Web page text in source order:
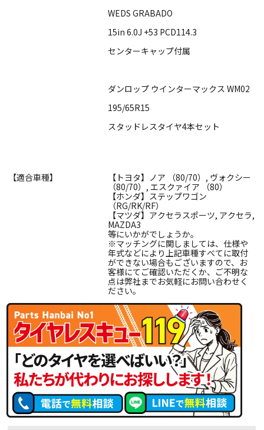
WEDS GRABADO
15in 6.0J +53 PCD114.3
センターキャップ付属
ダンロップ ウインターマックス WM02
195/65R15
スタッドレスタイヤ4本セット
【適合車種】
【トヨタ】ノア （80/70）, ヴォクシー
（80/70）, エスクァイア （80）
【ホンダ】ステップワゴン
（RG/RK/RF）
【マツダ】アクセラスポーツ, アクセラ,
MAZDA3
等にいかがでしょうか。
※マッチングに関しましては、仕様や
年式などにより上記車種すべてに取付
ができない場合もございますので、お
客様にてご確認いただくか、ご不明な
点は弊社までお気軽にお問い合わせく
ださい。